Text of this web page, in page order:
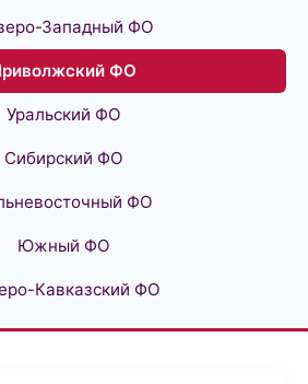
Западный ФО
ФО
Уральский ФО
Сибирский ФО
ФО
Южный ФО
Кавказский ФО